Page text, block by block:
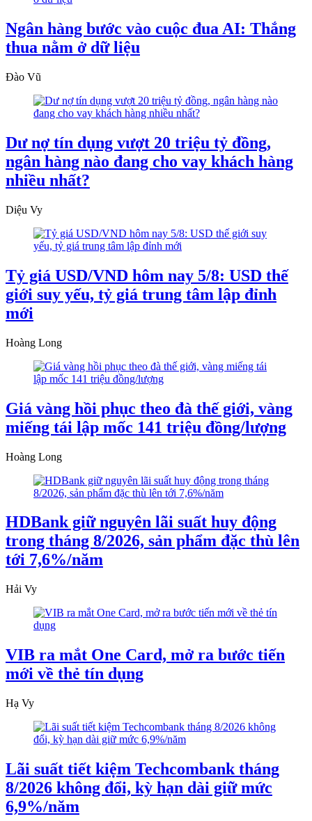
Ngân hàng bước vào cuộc đua AI: Thắng
thua nằm ở dữ liệu
Đào Vũ
Dư nợ tín dụng vượt 20 triệu tỷ đồng,
ngân hàng nào đang cho vay khách hàng
nhiều nhất?
Diệu Vy
Tỷ giá USD/VND hôm nay 5/8: USD thế
giới suy yếu, tỷ giá trung tâm lập đỉnh
mới
Hoàng Long
Giá vàng hồi phục theo đà thế giới, vàng
miếng tái lập mốc 141 triệu đồng/lượng
Hoàng Long
HDBank giữ nguyên lãi suất huy động
trong tháng 8/2026, sản phẩm đặc thù lên
tới 7,6%/năm
Hải Vy
VIB ra mắt One Card, mở ra bước tiến
mới về thẻ tín dụng
Hạ Vy
Lãi suất tiết kiệm Techcombank tháng
8/2026 không đổi, kỳ hạn dài giữ mức
6,9%/năm